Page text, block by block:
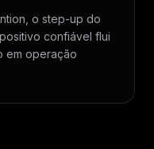
o step-up do
confiável flui
em operação